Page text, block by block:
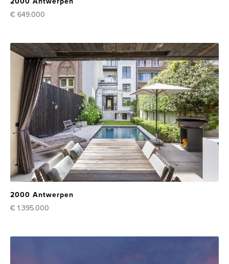
€ 649.000
2000 Antwerpen
€ 1.395.000